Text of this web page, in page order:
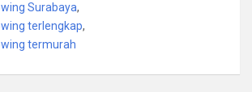
Surabaya,
terlengkap,
termurah